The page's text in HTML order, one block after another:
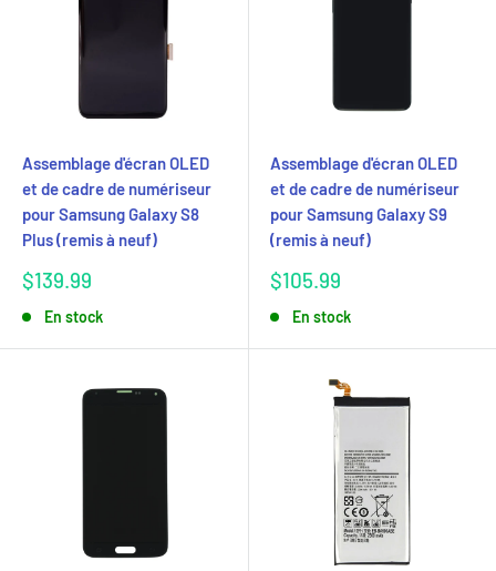
Assemblage d'écran OLED
et de cadre de numériseur
pour Samsung Galaxy S8
Plus (remis à neuf)
Prix
$139.99
En stock
Assemblage d'écran OLED
et de cadre de numériseur
pour Samsung Galaxy S9
(remis à neuf)
Prix
$105.99
En stock